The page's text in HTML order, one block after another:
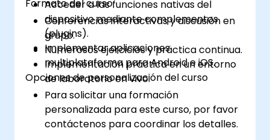
Acceder a las funciones nativas del
dispositivo mediante complementos
(plugins).
Implementar aplicaciones
multiplataforma para Android e iOS.
Formato del curso
Conferencias interactivas y discusión en
grupo.
Numerosos ejercicios y práctica continua.
Implementación práctica en un entorno
de laboratorio en vivo.
Opciones de personalización del curso
Para solicitar una formación
personalizada para este curso, por favor
contáctenos para coordinar los detalles.